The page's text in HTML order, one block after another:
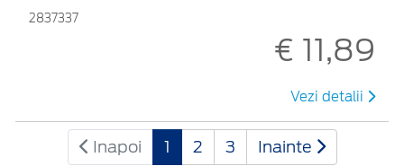
2837337
€ 11,89
Vezi detalii
Inapoi 1 2 3 Inainte